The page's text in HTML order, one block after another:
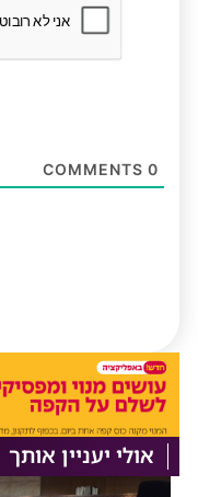
0
אולי יעניין אותך